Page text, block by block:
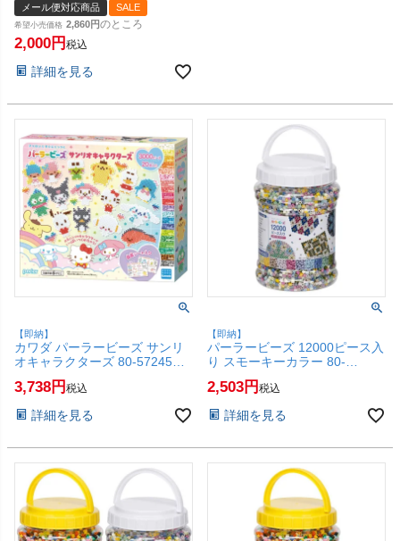
ーチパスケース【レビューで枚
数限定シールもらえる】 定期入
れ 通勤 通学 高校生 中学生 女
小物入れ【メール便対応商品】
メール便対応商品 SALE
希望小売価格 2,860 のところ
2,000 税込
詳細を見る
【即納】
カワダ パーラービーズ サンリ
オキャラクターズ 80-57245【5
の子 ビーズ アイロンでくっつ
(6062095)
3,738 税込
詳細を見る
【即納】
パーラービーズ 12000ピース入
り スモーキーカラー 80-
Kawada おもちゃ 女の子 ビー
ンビーズ】【SBT】(6060019)
2,503 税込
詳細を見る